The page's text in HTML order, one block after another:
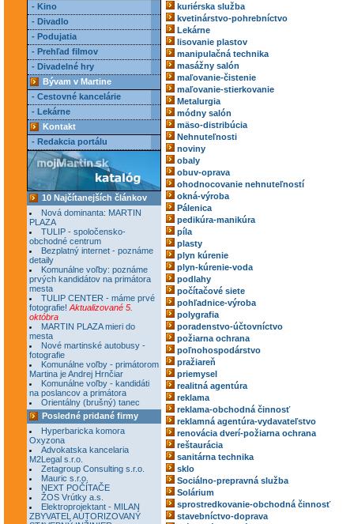
- Kino
- Divadlo
- Podujatia
- Prehľad filmov
- Divadelné hry
Bývam v Martine
- Cestovné kancelárie
- Lekárne
Kontakt
- Redakcia portálu
10 Najčítanejších článkov
Nová dominanta: MARTIN
PLAZA
TULIP - spoločensko-
obchodné centrum
Bezplatný internet - poznáme
detaily
Komunálne voľby: poznáme
prvých kandidátov na primátora
mesta
TULIP CENTER - máme prvé
fotografie! Aktualizované 5.
októbra
MARTIN PLAZA mieri do
mesta
Nové martinské autobusy -
fotografie
Komunálne voľby - primátorom
Martina je Andrej Hrnčiar
Komunálne voľby - kandidáti
na poslancov a primátora
Orientálny (brušný) tanec
Posledné pridané firmy
Hyperbaricka komora
Oxyzona
Advokatska kancelaria
M2Legal s.r.o.
Zetagroup Consulting s.r.o.
Mauric s.r.o.
NEXT POČÍTAČE
ŽOS Vrútky a.s.
Elektroprojektant - MILAN
ZBYVATEL AUTORIZOVANÝ
kuriérska služba
kvetinárstvo-pohrebníctvo
Lekárne
lisovanie plastov
manipulačná technika
masážny salón
maľovanie-čistenie
maľovanie-stierkovanie
Metalurgia
módny salón
mäso-distribúcia
Nehnuteľnosti
noviny
obaly
obuv-oprava
ohodnocovanie nehnuteľností
okná-výroba
Pálenica
pedikúra-manikúra
píla
plasty
plyn kúrenie
plyn-kúrenie-voda
podlahy
počítačové siete
pohľadnice-výroba
polygrafia
poradenstvo-účtovníctvo
požiarna ochrana
poľnohospodárstvo
pražiareň
priemysel
realitná agentúra
reklama
reklama-obchodná činnosť
reklamná agentúra-vydavateľstvo
renovácia dverí-požiarna ochrana
reštaurácia
sanitárna technika
sklo
Sociálno-prepravná služba
Solárium
sprostredkovanie-obchodná činnosť
stavebníctvo-doprava